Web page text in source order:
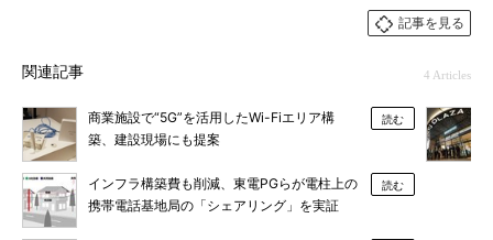
記事を見る
関連記事 4 Articles
商業施設で“5G”を活用したWi-Fiエリア構
築、建設現場にも提案
読む
インフラ構築費も削減、東電PGらが電柱上の
携帯電話基地局の「シェアリング」を実証
読む